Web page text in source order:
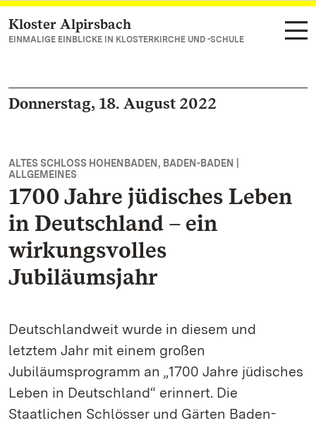
Zum Hauptinhalt springen
Kloster Alpirsbach
EINMALIGE EINBLICKE IN KLOSTERKIRCHE UND -SCHULE
Donnerstag, 18. August 2022
ALTES SCHLOSS HOHENBADEN, BADEN-BADEN |
ALLGEMEINES
1700 Jahre jüdisches Leben
in Deutschland – ein
wirkungsvolles
Jubiläumsjahr
Deutschlandweit wurde in diesem und
letztem Jahr mit einem großen
Jubiläumsprogramm an „1700 Jahre jüdisches
Leben in Deutschland“ erinnert. Die
Staatlichen Schlösser und Gärten Baden-